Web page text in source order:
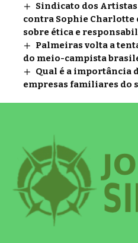
Sindicato dos
contra Sophie Charlotte
sobre ética e
Palmeiras volta a
do meio-campista
Qual é a importância
empresas familiares do